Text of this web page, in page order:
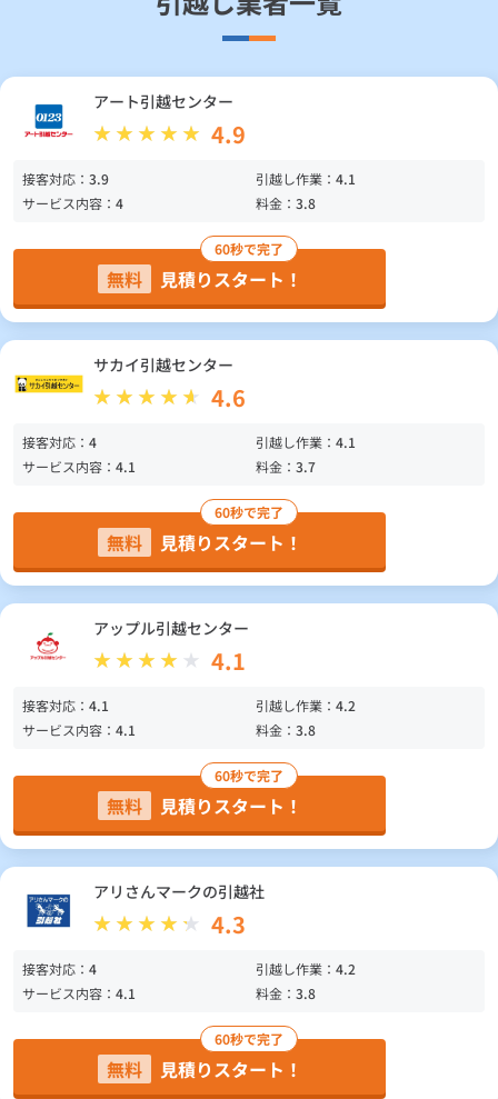
アート引越センター
4.9
接客対応： 3.9 引越し作業： 4.1
サービス内容： 4 料金： 3.8
60秒で完了
無料 見積りスタート！
サカイ引越センター
4.6
接客対応： 4 引越し作業： 4.1
サービス内容： 4.1 料金： 3.7
60秒で完了
無料 見積りスタート！
アップル引越センター
4.1
接客対応： 4.1 引越し作業： 4.2
サービス内容： 4.1 料金： 3.8
60秒で完了
無料 見積りスタート！
アリさんマークの引越社
4.3
接客対応： 4 引越し作業： 4.2
サービス内容： 4.1 料金： 3.8
60秒で完了
無料 見積りスタート！